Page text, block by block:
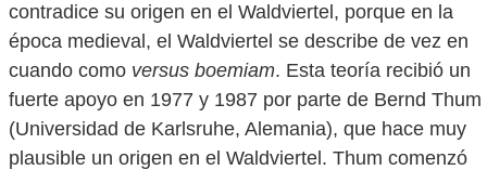
contradice su origen en el Waldviertel, porque en la
época medieval, el Waldviertel se describe de vez en
cuando como versus boemiam. Esta teoría recibió un
fuerte apoyo en 1977 y 1987 por parte de Bernd Thum
(Universidad de Karlsruhe, Alemania), que hace muy
plausible un origen en el Waldviertel. Thum comenzó